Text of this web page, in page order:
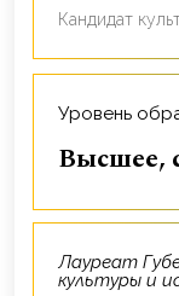
Кандидат
Уровень
Высшее,
Лауреат Губернаторской премии в области
культуры и